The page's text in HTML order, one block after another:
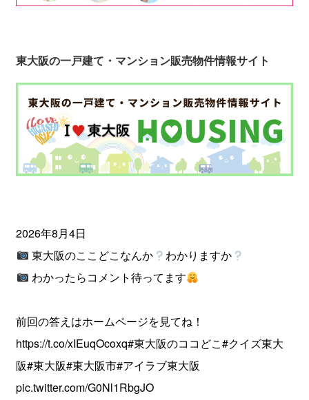
東大阪の一戸建て・マンション販売物件情報サイト
2026年8月4日
東大阪のここどこなんか
わかりますか
わかったらコメント待ってます
前回の答えはホームページを見てね！
https://t.co/xIEuqOcoxq#東大阪のココどこ#クイズ東大
阪#東大阪#東大阪市#アイラブ東大阪
pic.twitter.com/G0Nl1RbgJO